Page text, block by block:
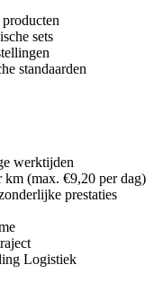
sets
standaarden
werktijden
km (max. €9,20 per dag)
prestaties
Logistiek